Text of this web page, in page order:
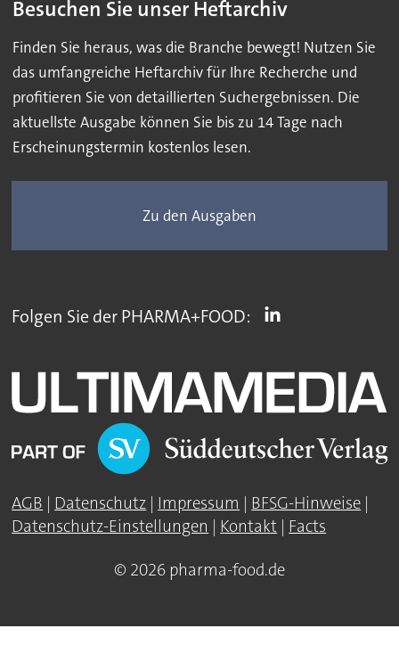
Besuchen Sie unser Heftarchiv
Finden Sie heraus, was die Branche bewegt! Nutzen Sie
das umfangreiche Heftarchiv für Ihre Recherche und
profitieren Sie von detaillierten Suchergebnissen. Die
aktuellste Ausgabe können Sie bis zu 14 Tage nach
Erscheinungstermin kostenlos lesen.
Zu den Ausgaben
Folgen Sie der PHARMA+FOOD:
AGB | Datenschutz | Impressum | BFSG-Hinweise |
Datenschutz-Einstellungen | Kontakt | Facts
© 2026 pharma-food.de